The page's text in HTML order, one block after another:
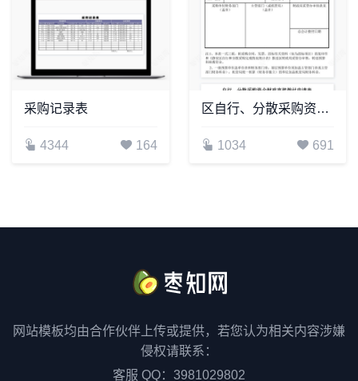
采购记录表
4344 164
区自行、分散采购资金财政直接拨付申请表
1034 691
网站模板均由合作伙伴上传或提供，若您认为相关内容涉嫌
侵权请联系：
客服 QQ：3981029802